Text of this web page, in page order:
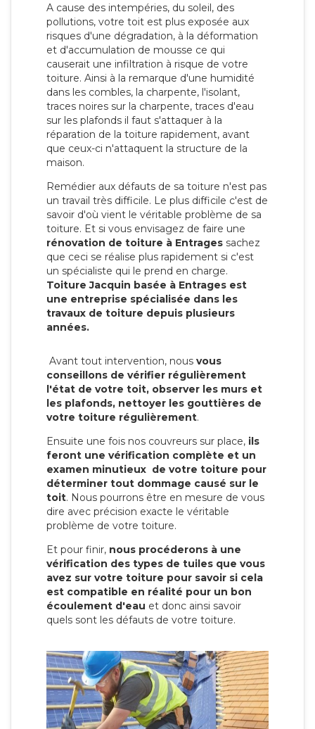
A cause des intempéries, du soleil, des
pollutions, votre toit est plus exposée aux
risques d'une dégradation, à la déformation
et d'accumulation de mousse ce qui
causerait une infiltration à risque de votre
toiture. Ainsi à la remarque d'une humidité
dans les combles, la charpente, l'isolant,
traces noires sur la charpente, traces d'eau
sur les plafonds il faut s'attaquer à la
réparation de la toiture rapidement, avant
que ceux-ci n'attaquent la structure de la
maison.
Remédier aux défauts de sa toiture n'est pas
un travail très difficile. Le plus difficile c'est de
savoir d'où vient le véritable problème de sa
toiture. Et si vous envisagez de faire une
rénovation de toiture à Entrages sachez
que ceci se réalise plus rapidement si c'est
un spécialiste qui le prend en charge.
Toiture Jacquin basée à Entrages est
une entreprise spécialisée dans les
travaux de toiture depuis plusieurs
années.
Avant tout intervention, nous vous
conseillons de vérifier régulièrement
l'état de votre toit, observer les murs et
les plafonds, nettoyer les gouttières de
votre toiture régulièrement.
Ensuite une fois nos couvreurs sur place, ils
feront une vérification complète et un
examen minutieux de votre toiture pour
déterminer tout dommage causé sur le
toit. Nous pourrons être en mesure de vous
dire avec précision exacte le véritable
problème de votre toiture.
Et pour finir, nous procéderons à une
vérification des types de tuiles que vous
avez sur votre toiture pour savoir si cela
est compatible en réalité pour un bon
écoulement d'eau et donc ainsi savoir
quels sont les défauts de votre toiture.